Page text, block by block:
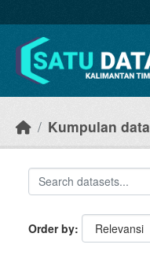
Kumpulan data
Order by